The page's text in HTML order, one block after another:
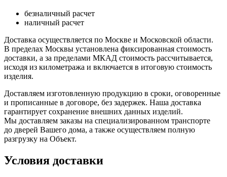
безналичный расчет
наличный расчет
Доставка осуществляется по Москве и Московской области.
В пределах Москвы установлена фиксированная стоимость
доставки, а за пределами МКАД стоимость рассчитывается,
исходя из километража и включается в итоговую стоимость
изделия.
Доставляем изготовленную продукцию в сроки, оговоренные
и прописанные в договоре, без задержек. Наша доставка
гарантирует сохранение внешних данных изделий.
Мы доставляем заказы на специализированном транспорте
до дверей Вашего дома, а также осуществляем полную
разгрузку на Объект.
Условия доставки